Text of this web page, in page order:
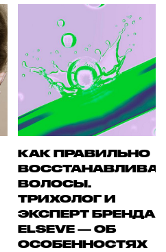
КАК ПРАВИЛЬНО
ВОЛОСЫ.
ТРИХОЛОГ И
ЭКСПЕРТ БРЕНДА
ELSEVE — ОБ
ОСОБЕННОСТЯХ